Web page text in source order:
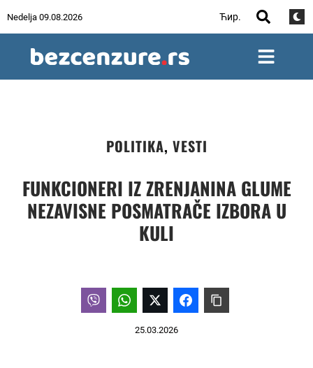
Nedelja 09.08.2026 Ћир.
POLITIKA, VESTI
FUNKCIONERI IZ ZRENJANINA GLUME
NEZAVISNE POSMATRAČE IZBORA U
KULI
25.03.2026